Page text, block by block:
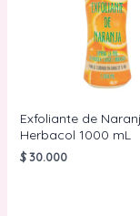
Exfoliante de
Herbacol 1000 mL
$30.000